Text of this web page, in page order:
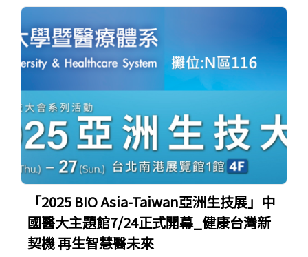
「2025 BIO Asia-Taiwan亞洲生技展」中
國醫大主題館7/24正式開幕_健康台灣新
契機 再生智慧醫未來